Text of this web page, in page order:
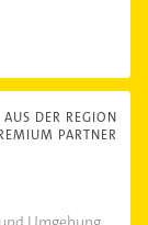
AUS DER REGION
PARTNER